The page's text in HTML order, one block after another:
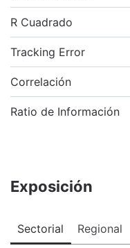
R Cuadrado
Tracking Error
Correlación
Ratio de Información
Exposición
Sectorial Regional